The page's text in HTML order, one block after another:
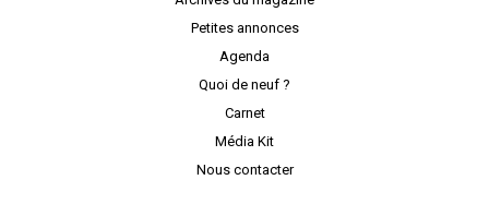
Petites annonces
Agenda
Quoi de neuf ?
Carnet
Média Kit
Nous contacter